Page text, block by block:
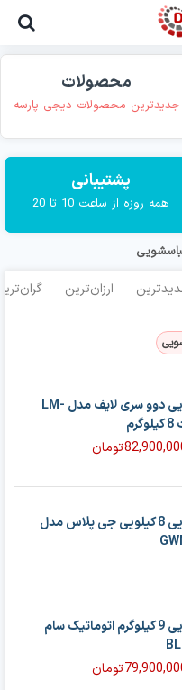
محصولات
جدیدترین محصولات دیجی پارسه
پشتیبانی
همه روزه از ساعت 10 تا 20
ارزان‌ترین
ماشین لباسشویی دوو سری لایف مدل LM-
تومان
ماشین لباسشویی 8 کیلویی جی پلاس مدل
ماشین لباسشویی 9 کیلوگرم اتوماتیک سام
تومان